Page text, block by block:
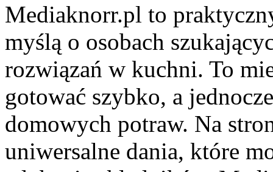
Mediaknorr.pl to
myślą o osobach
rozwiązań w kuchni. To
gotować szybko, a
domowych potraw. Na
uniwersalne dania, które